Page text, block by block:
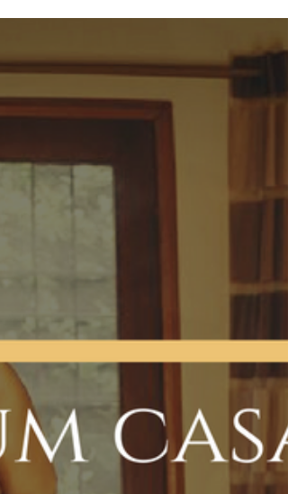
A LF Bridal, trata-se de uma loja com vestidos
de noiva disponíveis com preços mais que